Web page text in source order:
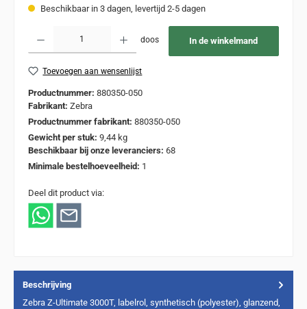
Beschikbaar in 3 dagen, levertijd 2-5 dagen
doos In de winkelmand
Toevoegen aan wensenlijst
Productnummer: 880350-050
Fabrikant: Zebra
Productnummer fabrikant: 880350-050
Gewicht per stuk: 9,44 kg
Beschikbaar bij onze leveranciers: 68
Minimale bestelhoeveelheid: 1
Deel dit product via:
Beschrijving
Zebra Z-Ultimate 3000T, labelrol, synthetisch (polyester), glanzend,